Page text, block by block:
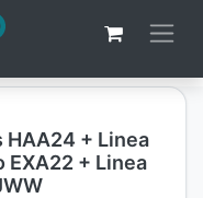
HAA24 + Linea
+ Linea